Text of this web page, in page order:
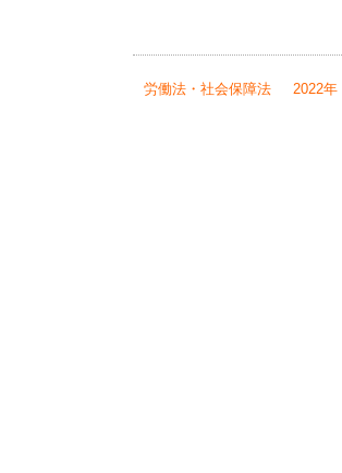
労働法・社会保障法 2022年